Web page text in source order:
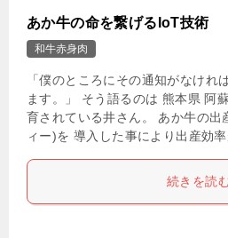
あか牛の命を繋げるIoT技術
和牛赤身肉
「僕のところにその通知がなけれ
ます。」 そう語るのは 熊本県 阿
育されている井さん。 あか牛の出
ィー)を 導入した事により出産効
続きを読